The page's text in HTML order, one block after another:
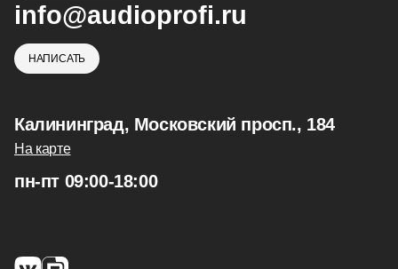
info@audioprofi.ru
НАПИСАТЬ
Калининград, Московский просп., 184
На карте
пн-пт 09:00-18:00